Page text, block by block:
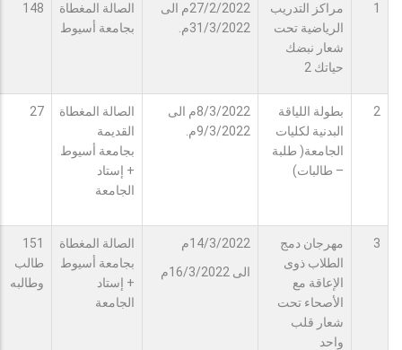
1
مراكز التدريب
الرياضية تحت
شعار نبضك
حياتك 2
27/2/2022م الى
31/3/2022م.
الصالة المغطاة
بجامعة أسيوط
148
2
بطولة اللياقة
البدنية لكليات
الجامعة( طلبة
– طالبات)
8/3/2022م الى
9/3/2022م.
الصالة المغطاة
القديمة
بجامعة أسيوط
+ إستاد
الجامعة
27
3
مهرجان دمج
الطلاب ذوى
الإعاقة مع
الأصحاء تحت
شعار قلب
واحد
14/3/2022م
الى 16/3/2022م
الصالة المغطاة
بجامعة أسيوط
+ إستاد
الجامعة
151
طالب
وطالبه